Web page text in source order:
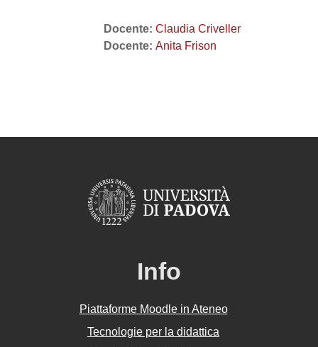
Docente: Claudia Criveller
Docente: Anita Frison
Info
Piattaforme Moodle in Ateneo
Tecnologie per la didattica